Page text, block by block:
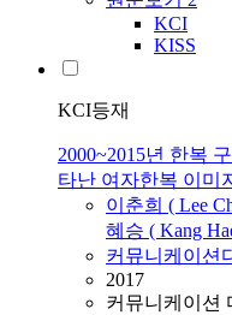
KCI
KISS
KCI등재
2000~2015년 한복
타난 여자한복 이미
이춘희 ( Lee
혜승 ( Kang
커뮤니케이션
2017
커뮤니케이션